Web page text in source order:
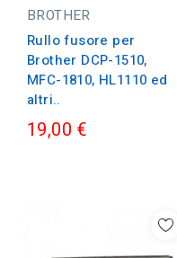
BROTHER
Rullo fusore per
Brother DCP-1510,
MFC-1810, HL1110 ed
altri..
19,00 €